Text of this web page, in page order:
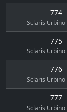
774
Solaris Urbino
775
Solaris Urbino
776
Solaris Urbino
777
Solaris Urbino